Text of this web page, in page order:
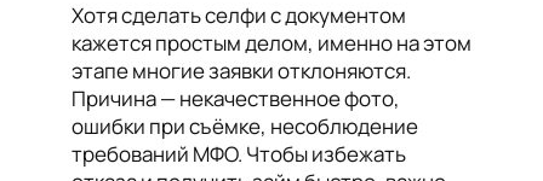
Хотя сделать селфи с документом
кажется простым делом, именно на этом
этапе многие заявки отклоняются.
Причина — некачественное фото,
ошибки при съёмке, несоблюдение
требований МФО. Чтобы избежать